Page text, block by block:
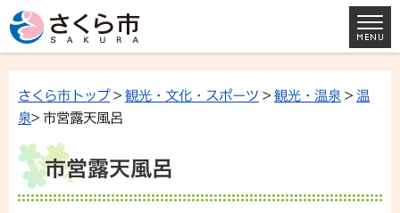
さくら市トップ> 観光・文化・スポーツ > 観光・温泉 > 温
泉> 市営露天風呂
市営露天風呂